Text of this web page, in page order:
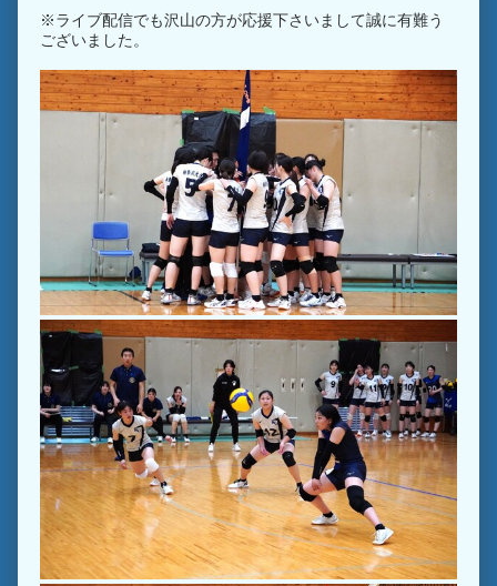
※ライブ配信でも沢山の方が応援下さいまして誠に有難う
ございました。